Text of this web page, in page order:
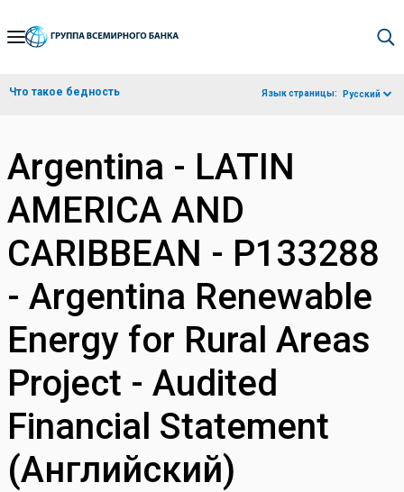
Skip
Navigation
Что такое бедность Язык страницы: Русский
Argentina - LATIN
AMERICA AND
CARIBBEAN - P133288
- Argentina Renewable
Energy for Rural Areas
Project - Audited
Financial Statement
(Английский)